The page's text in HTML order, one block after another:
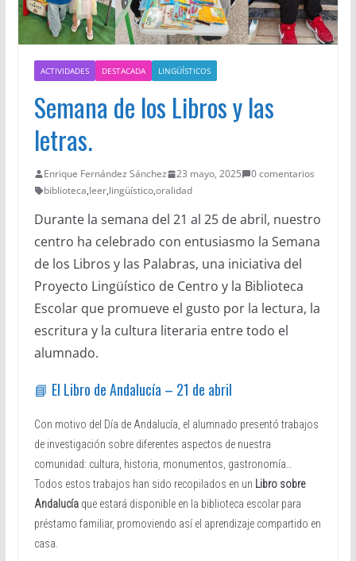
ACTIVIDADES DESTACADA LINGÜÍSTICOS
Semana de los Libros y las
letras.
Enrique Fernández Sánchez 23 mayo, 2025
0 comentarios
biblioteca,leer,lingüístico,oralidad
Durante la semana del 21 al 25 de abril, nuestro
centro ha celebrado con entusiasmo la Semana
de los Libros y las Palabras, una iniciativa del
Proyecto Lingüístico de Centro y la Biblioteca
Escolar que promueve el gusto por la lectura, la
escritura y la cultura literaria entre todo el
alumnado.
📘 El Libro de Andalucía – 21 de abril
Con motivo del Día de Andalucía, el alumnado presentó trabajos
de investigación sobre diferentes aspectos de nuestra
comunidad: cultura, historia, monumentos, gastronomía…
Todos estos trabajos han sido recopilados en un Libro sobre
Andalucíaque estará disponible en la biblioteca escolar para
préstamo familiar, promoviendo así el aprendizaje compartido en
casa.